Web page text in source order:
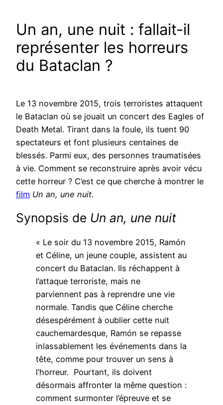
Un an, une nuit : fallait-il
représenter les horreurs
du Bataclan ?
Le 13 novembre 2015, trois terroristes attaquent
le Bataclan où se jouait un concert des Eagles of
Death Metal. Tirant dans la foule, ils tuent 90
spectateurs et font plusieurs centaines de
blessés. Parmi eux, des personnes traumatisées
à vie. Comment se reconstruire après avoir vécu
cette horreur ? C’est ce que cherche à montrer le
film Un an, une nuit.
Synopsis de Un an, une nuit
« Le soir du 13 novembre 2015, Ramón
et Céline, un jeune couple, assistent au
concert du Bataclan. Ils réchappent à
l’attaque terroriste, mais ne
parviennent pas à reprendre une vie
normale. Tandis que Céline cherche
désespérément à oublier cette nuit
cauchemardesque, Ramón se repasse
inlassablement les événements dans la
tête, comme pour trouver un sens à
l’horreur. ​ ​Pourtant, ils doivent
désormais affronter la même question :
comment surmonter l’épreuve et se